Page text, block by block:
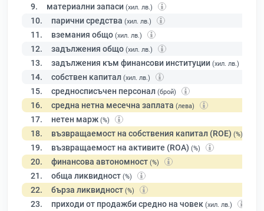
9. материални запаси (хил. лв.)
10. парични средства (хил. лв.)
11. вземания общо (хил. лв.)
12. задължения общо (хил. лв.)
13. задължения към финансови институции (хил. лв.)
14. собствен капитал (хил. лв.)
15. средносписъчен персонал (брой)
16. средна нетна месечна заплата (лева)
17. нетен марж (%)
18. възвращаемост на собствения капитал (ROE) (%)
19. възвращаемост на активите (ROA) (%)
20. финансова автономност (%)
21. обща ликвидност (%)
22. бърза ликвидност (%)
23. приходи от продажби средно на човек (хил. лв.)